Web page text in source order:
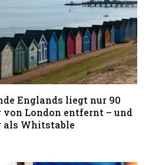
Englands liegt nur 90
London entfernt – und
als Whitstable